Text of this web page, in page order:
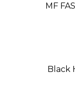
MF
Black